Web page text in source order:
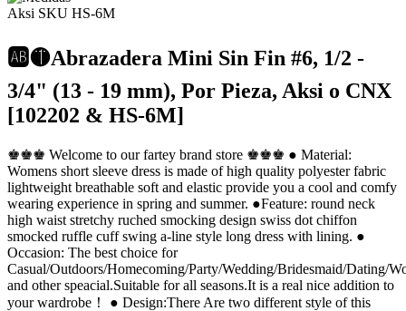
Aksi SKU HS-6M
🆎🟡Abrazadera Mini Sin Fin #6, 1/2 -
3/4" (13 - 19 mm), Por Pieza, Aksi o CNX
[102202 & HS-6M]
♚♚♚ Welcome to our fartey brand store ♚♚♚ ● Material:
Womens short sleeve dress is made of high quality polyester fabric
lightweight breathable soft and elastic provide you a cool and comfy
wearing experience in spring and summer. ●Feature: round neck
high waist stretchy ruched smocking design swiss dot chiffon
smocked ruffle cuff swing a-line style long dress with lining. ●
Occasion: The best choice for
Casual/Outdoors/Homecoming/Party/Wedding/Bridesmaid/Dating/
and other speacial.Suitable for all seasons.It is a real nice addition to
your wardrobe！ ● Design:There Are two different style of this